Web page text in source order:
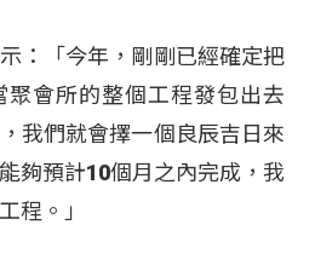
：「今年，剛剛已經確定把
會所的整個工程發包出去
我們就會擇一個良辰吉日來
夠預計10個月之內完成，我
程。」